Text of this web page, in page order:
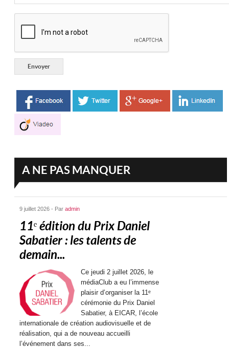
A NE PAS MANQUER
9 juillet 2026 - Paradmin
11ᵉ édition du Prix Daniel
Sabatier : les talents de
demain...
Ce jeudi 2 juillet 2026, le
médiaClub a eu l’immense
plaisir d’organiser la 11ᵉ
cérémonie du Prix Daniel
Sabatier, à EICAR, l’école
internationale de création audiovisuelle et de
réalisation, qui a de nouveau accueilli
l’événement dans ses...